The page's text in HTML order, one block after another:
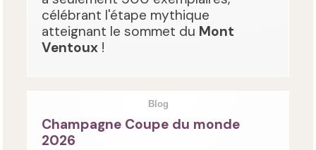
célébrant l'étape mythique
atteignant le sommet du Mont
Ventoux !
Blog
Champagne Coupe du monde
2026